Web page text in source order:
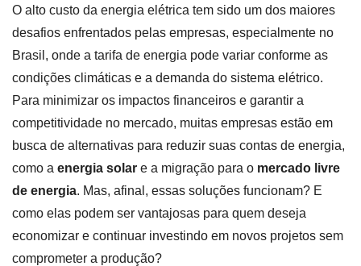
O alto custo da energia elétrica tem sido um dos maiores
desafios enfrentados pelas empresas, especialmente no
Brasil, onde a tarifa de energia pode variar conforme as
condições climáticas e a demanda do sistema elétrico.
Para minimizar os impactos financeiros e garantir a
competitividade no mercado, muitas empresas estão em
busca de alternativas para reduzir suas contas de energia,
como a energia solar e a migração para o mercado livre
de energia. Mas, afinal, essas soluções funcionam? E
como elas podem ser vantajosas para quem deseja
economizar e continuar investindo em novos projetos sem
comprometer a produção?